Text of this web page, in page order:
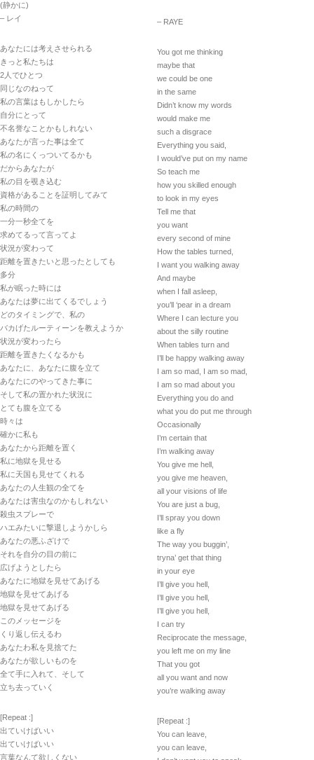
(静かに)
– レイ
あなたには考えさせられる
きっと私たちは
2人でひとつ
同じなのねって
私の言葉はもしかしたら
自分にとって
不名誉なことかもしれない
あなたが言った事は全て
私の名にくっついてるかも
だからあなたが
私の目を覗き込む
資格があることを証明してみて
私の時間の
一分一秒全てを
求めてるって言ってよ
状況が変わって
距離を置きたいと思ったとしても
多分
私が眠った時には
あなたは夢に出てくるでしょう
どのタイミングで、私の
バカげたルーティーンを教えようか
状況が変わったら
距離を置きたくなるかも
あなたに、あなたに腹を立て
あなたにのやってきた事に
そして私の置かれた状況に
とても腹を立てる
時々は
確かに私も
あなたから距離を置く
私に地獄を見せる
私に天国も見せてくれる
あなたの人生観の全てを
あなたは害虫なのかもしれない
殺虫スプレーで
ハエみたいに撃退しようかしら
あなたの悪ふざけで
それを自分の目の前に
広げようとしたら
あなたに地獄を見せてあげる
地獄を見せてあげる
地獄を見せてあげる
このメッセージを
くり返し伝えるわ
あなたわ私を見捨てた
あなたが欲しいものを
全て手に入れて、そして
立ち去っていく
[Repeat :]
出ていけばいい
出ていけばいい
言葉なんて欲しくない
– RAYE
You got me thinking
maybe that
we could be one
in the same
Didn’t know my words
would make me
such a disgrace
Everything you said,
I would’ve put on my name
So teach me
how you skilled enough
to look in my eyes
Tell me that
you want
every second of mine
How the tables turned,
I want you walking away
And maybe
when I fall asleep,
you’ll ‘pear in a dream
Where I can lecture you
about the silly routine
When tables turn and
I’ll be happy walking away
I am so mad, I am so mad,
I am so mad about you
Everything you do and
what you do put me through
Occasionally
I’m certain that
I’m walking away
You give me hell,
you give me heaven,
all your visions of life
You are just a bug,
I’ll spray you down
like a fly
The way you buggin’,
tryna’ get that thing
in your eye
I’ll give you hell,
I’ll give you hell,
I’ll give you hell,
I can try
Reciprocate the message,
you left me on my line
That you got
all you want and now
you’re walking away
[Repeat :]
You can leave,
you can leave,